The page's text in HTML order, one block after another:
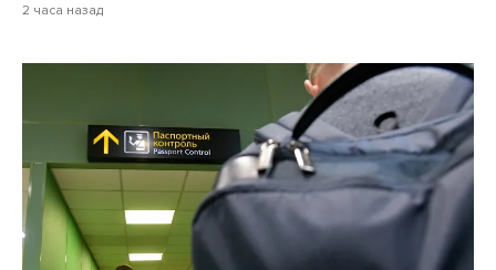
2 часа назад